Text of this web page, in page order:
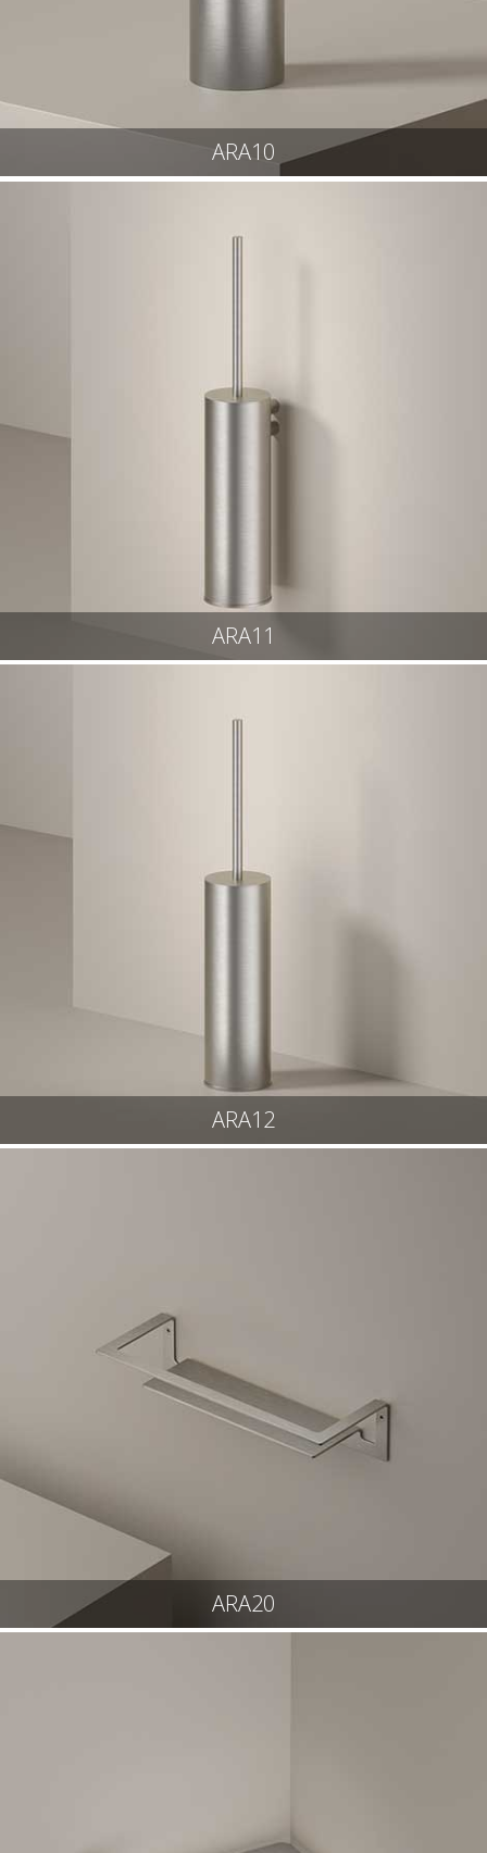
ARA10
ARA11
ARA12
ARA20